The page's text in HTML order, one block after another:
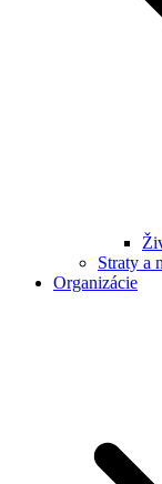
Straty a
Organizácie